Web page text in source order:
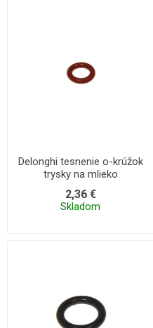
Delonghi tesnenie o-krúžok
trysky na mlieko
2,36 €
Skladom